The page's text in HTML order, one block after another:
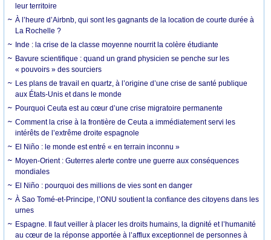
leur territoire
À l’heure d’Airbnb, qui sont les gagnants de la location de courte durée à
La Rochelle ?
Inde : la crise de la classe moyenne nourrit la colère étudiante
Bavure scientifique : quand un grand physicien se penche sur les
« pouvoirs » des sourciers
Les plans de travail en quartz, à l’origine d’une crise de santé publique
aux États-Unis et dans le monde
Pourquoi Ceuta est au cœur d’une crise migratoire permanente
Comment la crise à la frontière de Ceuta a immédiatement servi les
intérêts de l’extrême droite espagnole
El Niño : le monde est entré « en terrain inconnu »
Moyen-Orient : Guterres alerte contre une guerre aux conséquences
mondiales
El Niño : pourquoi des millions de vies sont en danger
À Sao Tomé-et-Principe, l’ONU soutient la confiance des citoyens dans les
urnes
Espagne. Il faut veiller à placer les droits humains, la dignité et l’humanité
au cœur de la réponse apportée à l’afflux exceptionnel de personnes à